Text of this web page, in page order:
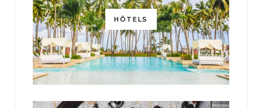
HÔTELS